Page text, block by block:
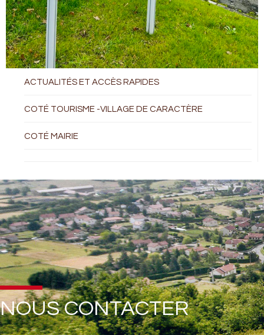
ACTUALITÉS ET ACCÈS RAPIDES
COTÉ TOURISME -VILLAGE DE CARACTÈRE
COTÉ MAIRIE
NOUS CONTACTER